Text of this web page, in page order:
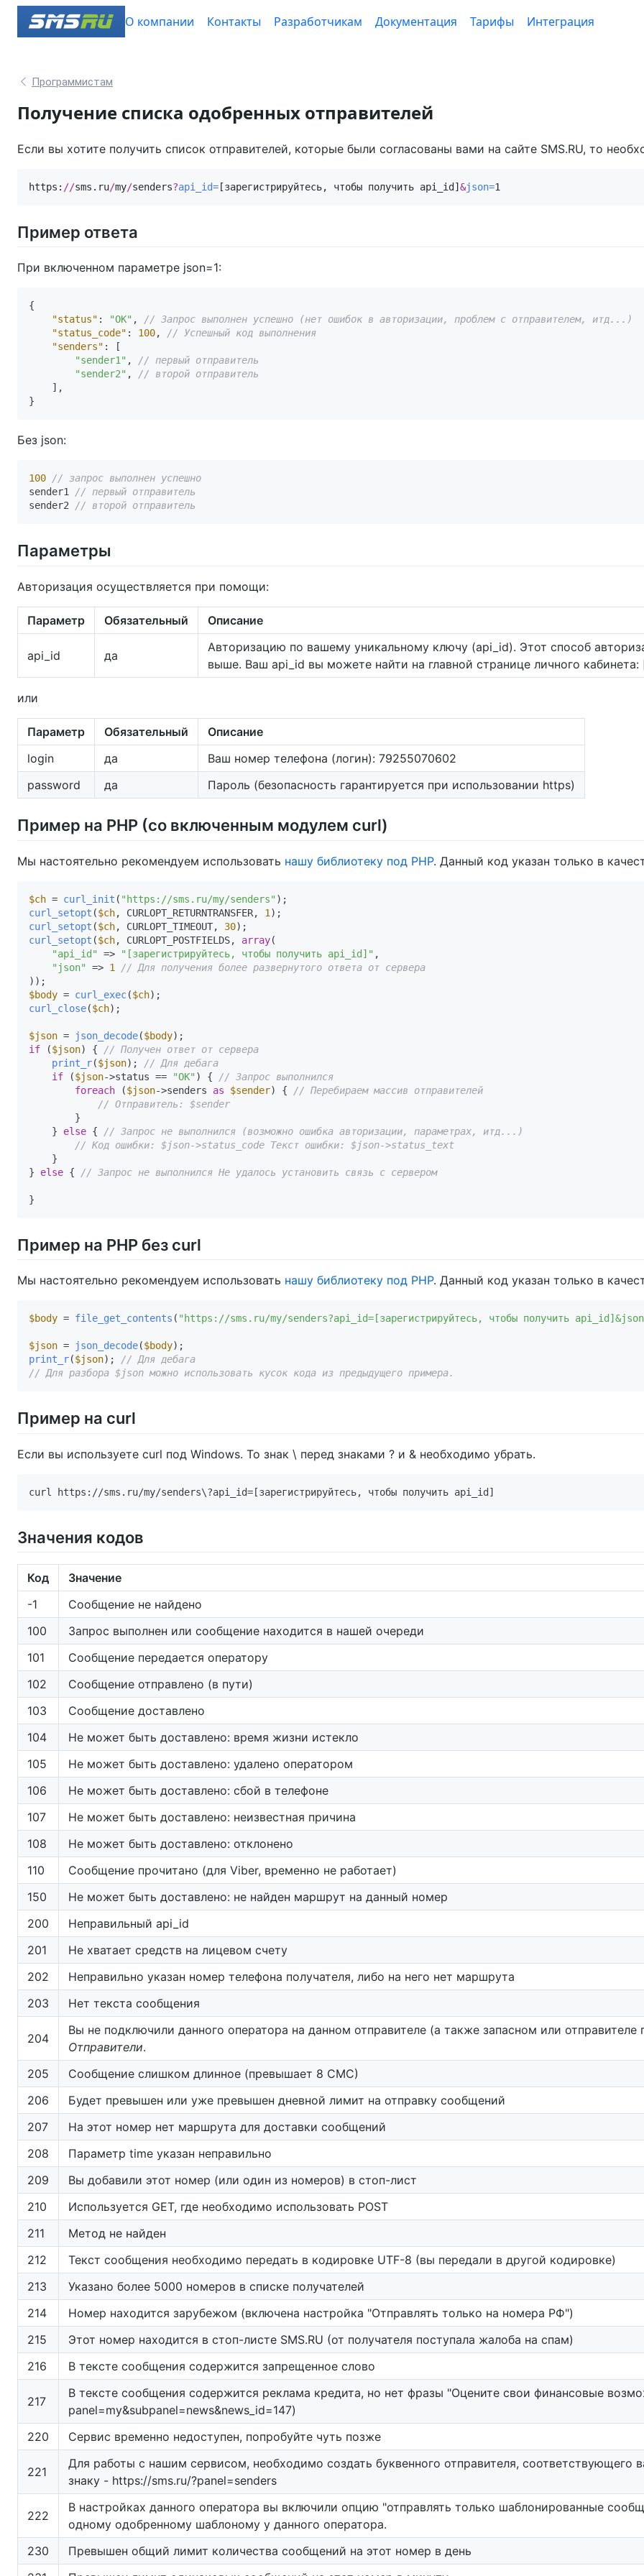
О компании Контакты Разработчикам Документация Тарифы Интеграция
Программистам
Получение списка одобренных отправителей
Если вы хотите получить список отправителей, которые были согласованы вами на сайте SMS.RU, то
https: //sms.ru/my/senders?api_id= [зарегистрируйтесь, чтобы получить api_id] &json=1
Пример ответа
При включенном параметре json=1:
{
"status" : "OK" ,
// Запрос выполнен успешно (нет ошибок в авторизации, проблем с отправителем, итд...)
"status_code" : 100,
// Успешный код выполнения
"senders" :
[
"sender1" ,
// первый отправитель
"sender2" ,
// второй отправитель
] ,
}
Без json:
100 // запрос выполнен успешно
sender1 // первый отправитель
sender2 // второй отправитель
Параметры
Авторизация осуществляется при помощи:
Параметр Обязательный Описание
api_id да
Авторизацию по вашему уникальному ключу (api_id). Этот способ
выше. Ваш api_id вы можете найти на главной странице личного кабинета:
или
Параметр Обязательный
Описание
login
да
Ваш номер телефона (логин): 79255070602
password
да Пароль (безопасность гарантируется при использовании https)
Пример на PHP (со включенным модулем curl)
Мы настоятельно рекомендуем использовать нашу библиотеку под PHP. Данный код указан только в
$ch = curl_init ( "https://sms.ru/my/senders"
curl_setopt ($ch, CURLOPT_RETURNTRANSFER, 1
curl_setopt ($ch, CURLOPT_TIMEOUT, 30
curl_setopt ($ch, CURLOPT_POSTFIELDS, array(
"api_id"
=> "[зарегистрируйтесь, чтобы получить api_id]" ,
"json"
=> 1
// Для получения более развернутого ответа от сервера
$body = curl_exec($ch
curl_close($ch);
$json = json_decode($body
if ($json) {
// Получен ответ от сервера
print_r($json);
// Для дебага
if ($json->status == "OK" ) {
// Запрос выполнился
foreach ($json->senders as $sender) {
// Перебираем массив отправителей
// Отправитель: $sender
    }
else {
// Запрос не выполнился (возможно ошибка авторизации, параметрах, итд...)
// Код ошибки: $json->status_code Текст ошибки: $json->status_text
} else { // Запрос не выполнился Не удалось установить связь с сервером
Пример на PHP без curl
Мы настоятельно рекомендуем использовать нашу библиотеку под PHP. Данный код указан только в
$body = file_get_contents ( "https://sms.ru/my/senders?api_id=[зарегистрируйтесь, чтобы получить
$json = json_decode($body
print_r($json);
// Для дебага
// Для разбора $json можно использовать кусок кода из предыдущего примера.
Пример на curl
Если вы используете curl под Windows. То знак \ перед знаками ? и & необходимо убрать.
Значения кодов
Код
Значение
-1
Сообщение не найдено
100
Запрос выполнен или сообщение находится в нашей очереди
101
Сообщение передается оператору
102
Сообщение отправлено (в пути)
103
Сообщение доставлено
104
Не может быть доставлено: время жизни истекло
105
Не может быть доставлено: удалено оператором
106
Не может быть доставлено: сбой в телефоне
107
Не может быть доставлено: неизвестная причина
108
Не может быть доставлено: отклонено
110
Сообщение прочитано (для Viber, временно не работает)
150
Не может быть доставлено: не найден маршрут на данный номер
200
Неправильный api_id
201
Не хватает средств на лицевом счету
202
Неправильно указан номер телефона получателя, либо на него нет маршрута
203
Нет текста сообщения
204
Вы не подключили данного оператора на данном отправителе (а также запасном или
Отправители.
205
Сообщение слишком длинное (превышает 8 СМС)
206
Будет превышен или уже превышен дневной лимит на отправку сообщений
207
На этот номер нет маршрута для доставки сообщений
208
Параметр time указан неправильно
209
Вы добавили этот номер (или один из номеров) в стоп-лист
210
Используется GET, где необходимо использовать POST
211
Метод не найден
212
Текст сообщения необходимо передать в кодировке UTF-8 (вы передали в другой кодировке)
213
Указано более 5000 номеров в списке получателей
214
Номер находится зарубежом (включена настройка "Отправлять только на номера РФ")
215
Этот номер находится в стоп-листе SMS.RU (от получателя поступала жалоба на спам)
216
В тексте сообщения содержится запрещенное слово
217
В тексте сообщения содержится реклама кредита, но нет фразы "Оцените свои финансовые
panel=my&subpanel=news&news_id=147)
220
Сервис временно недоступен, попробуйте чуть позже
221
Для работы с нашим сервисом, необходимо создать буквенного отправителя,
знаку - https://sms.ru/?panel=senders
222
В настройках данного оператора вы включили опцию "отправлять только шаблонированные
одному одобренному шаблоному у данного оператора.
230
Превышен общий лимит количества сообщений на этот номер в день